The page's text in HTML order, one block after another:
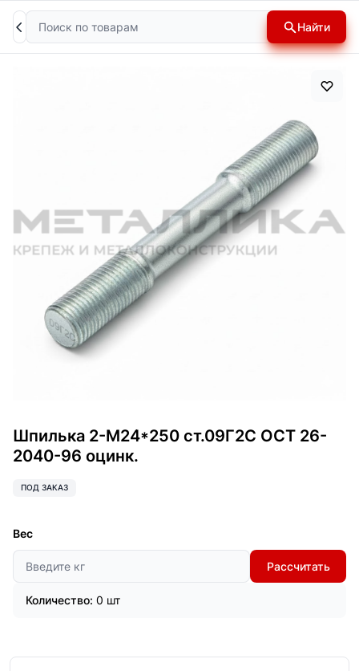
Поиск Найти
Шпилька 2-М24*250 ст.09Г2С ОСТ 26-
2040-96 оцинк.
ПОД ЗАКАЗ
Вес
Рассчитать
Количество: 0 шт